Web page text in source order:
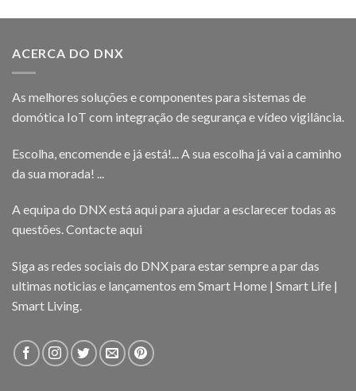
ACERCA DO DNX
As melhores soluções e componentes para sistemas de
domótica IoT com integração de segurança e vídeo vigilância.
Escolha, encomende e já está!... A sua escolha já vai a caminho
da sua morada! ...
A equipa do DNX está aqui para ajudar a esclarecer todas as
questões.Contacte aqui
Siga as redes sociais do DNX para estar sempre a par das
ultimas noticias e lançamentos em Smart Home | Smart Life |
Smart Living.